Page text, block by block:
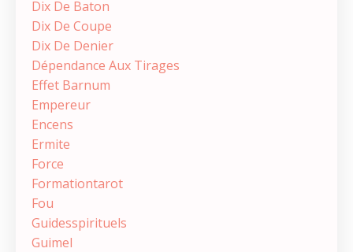
Dix De Baton
Dix De Coupe
Dix De Denier
Dépendance Aux Tirages
Effet Barnum
Empereur
Encens
Ermite
Force
Formationtarot
Fou
Guidesspirituels
Guimel